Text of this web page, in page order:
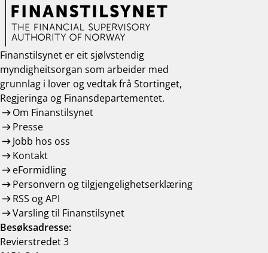
Finanstilsynet er eit sjølvstendig
myndigheitsorgan som arbeider med
grunnlag i lover og vedtak frå Stortinget,
Regjeringa og Finansdepartementet.
Om Finanstilsynet
Presse
Jobb hos oss
Kontakt
eFormidling
Personvern og tilgjengelighetserklæring
RSS og API
Varsling til Finanstilsynet
Besøksadresse:
Revierstredet 3